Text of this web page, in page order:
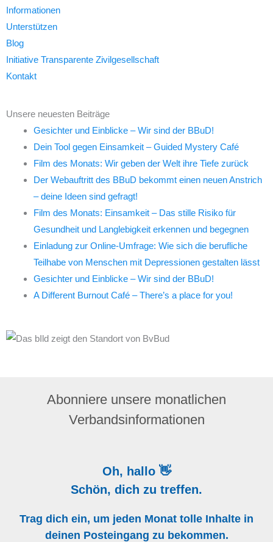
Informationen
Unterstützen
Blog
Initiative Transparente Zivilgesellschaft
Kontakt
Unsere neuesten Beiträge
Gesichter und Einblicke – Wir sind der BBuD!
Dein Tool gegen Einsamkeit – Guided Mystery Café
Film des Monats: Wir geben der Welt ihre Tiefe zurück
Der Webauftritt des BBuD bekommt einen neuen Anstrich
– deine Ideen sind gefragt!
Film des Monats: Einsamkeit – Das stille Risiko für
Gesundheit und Langlebigkeit erkennen und begegnen
Einladung zur Online-Umfrage: Wie sich die berufliche
Teilhabe von Menschen mit Depressionen gestalten lässt
Gesichter und Einblicke – Wir sind der BBuD!
A Different Burnout Café – There’s a place for you!
Abonniere unsere monatlichen
Verbandsinformationen
Oh, hallo 👋
Schön, dich zu treffen.
Trag dich ein, um jeden Monat tolle Inhalte in
deinen Posteingang zu bekommen.